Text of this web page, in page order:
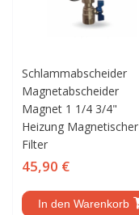
Schlammabscheider
Magnetabscheider
Magnet 1 1/4 3/4"
Heizung Magnetischer
Filter
45,90 €
In den Warenkorb